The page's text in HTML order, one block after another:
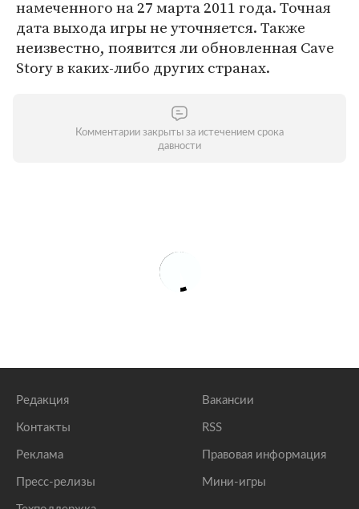
намеченного на 27 марта 2011 года. Точная
дата выхода игры не уточняется. Также
неизвестно, появится ли обновленная Cave
Story в каких-либо других странах.
Комментарии закрыты за истечением срока
давности
Редакция
Контакты
Реклама
Пресс-релизы
Вакансии
RSS
Правовая информация
Мини-игры